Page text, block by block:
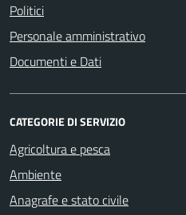
Politici
Personale amministrativo
Documenti e Dati
CATEGORIE DI SERVIZIO
Agricoltura e pesca
Ambiente
Anagrafe e stato civile